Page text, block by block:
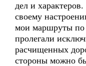
дел и
своему
мои маршруты по
пролегали
расчищенных
стороны можно